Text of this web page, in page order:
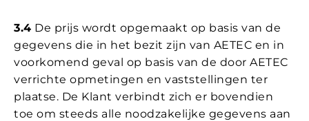
3.4 De prijs wordt opgemaakt op basis van de
gegevens die in het bezit zijn van AETEC en in
voorkomend geval op basis van de door AETEC
verrichte opmetingen en vaststellingen ter
plaatse. De Klant verbindt zich er bovendien
toe om steeds alle noodzakelijke gegevens aan